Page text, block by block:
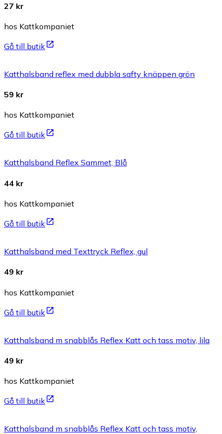
27 kr
hos Kattkompaniet
Gå till butik
Katthalsband reflex med dubbla safty knäppen grön
59 kr
hos Kattkompaniet
Gå till butik
Katthalsband Reflex Sammet, Blå
44 kr
hos Kattkompaniet
Gå till butik
Katthalsband med Texttryck Reflex, gul
49 kr
hos Kattkompaniet
Gå till butik
Katthalsband m snabblås Reflex Katt och tass motiv, lila
49 kr
hos Kattkompaniet
Gå till butik
Katthalsband m snabblås Reflex Katt och tass motiv,